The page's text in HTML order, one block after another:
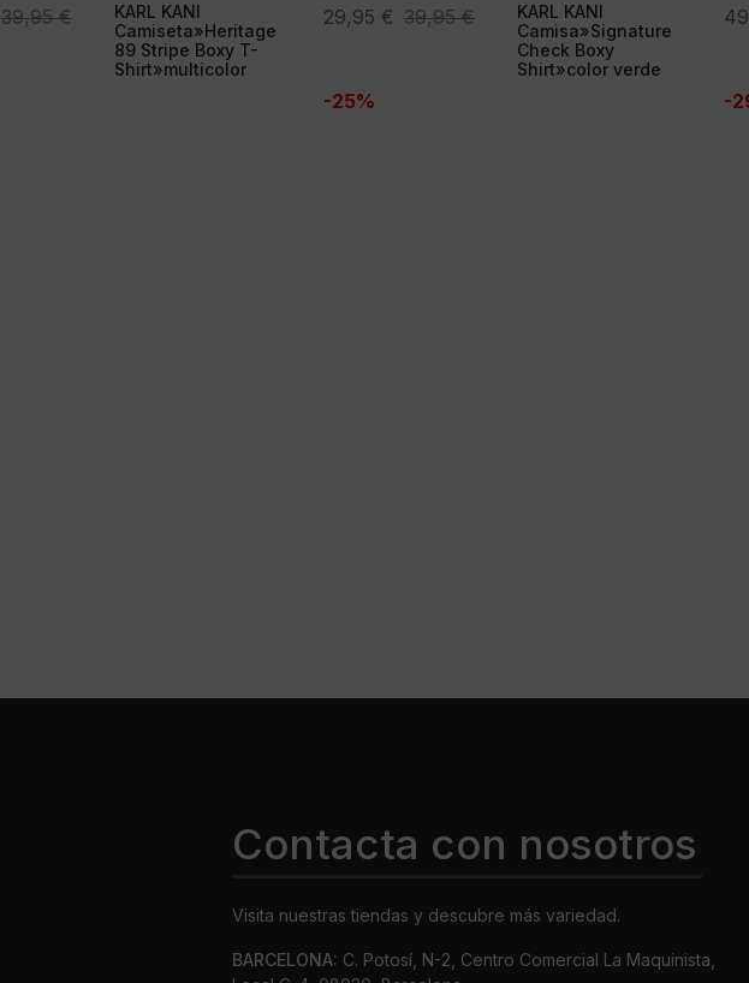
39,95€
KARL KANI
Camiseta»Heritage
89 Stripe Boxy T-
Shirt»multicolor
39,95€
El
era:
29,95 €
El
es:
-25%
KARL KANI
Camisa»Signature
Check Boxy
Shirt»color verde
El
El
es:
-
Contacta con nosotros
Visita nuestras tiendas y descubre más variedad.
BARCELONA: C. Potosí, N-2, Centro Comercial La Maquinista,